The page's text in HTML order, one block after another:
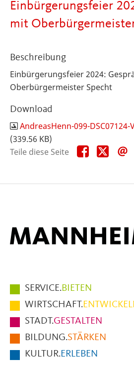
Einbürgerungsfeier
mit
Beschreibung
Einbürgerungsfeier 2024:
Oberbürgermeister Specht
Download
AndreasHenn-099-
(339.56 KB)
Teile diese Seite
Teile
diese
Teile
diese
Hauptmenüpunkte
im
Fußbereich
der
Seite
SERVICE.BIETEN
WIRTSCHAFT.
STADT.GESTALTEN
BILDUNG.STÄRKEN
KULTUR.ERLEBEN